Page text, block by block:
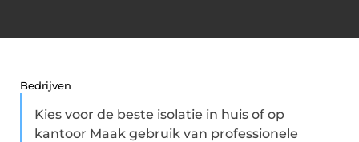
Bedrijven
Kies voor de beste isolatie in huis of op
kantoor Maak gebruik van professionele